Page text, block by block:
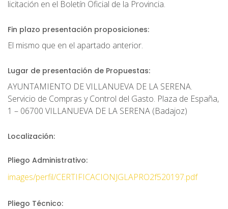
licitación en el Boletín Oficial de la Provincia.
Fin plazo presentación proposiciones:
El mismo que en el apartado anterior.
Lugar de presentación de Propuestas:
AYUNTAMIENTO DE VILLANUEVA DE LA SERENA.
Servicio de Compras y Control del Gasto. Plaza de España,
1 – 06700 VILLANUEVA DE LA SERENA (Badajoz)
Localización:
Pliego Administrativo:
images/perfil/CERTIFICACIONJGLAPRO2f520197.pdf
Pliego Técnico: